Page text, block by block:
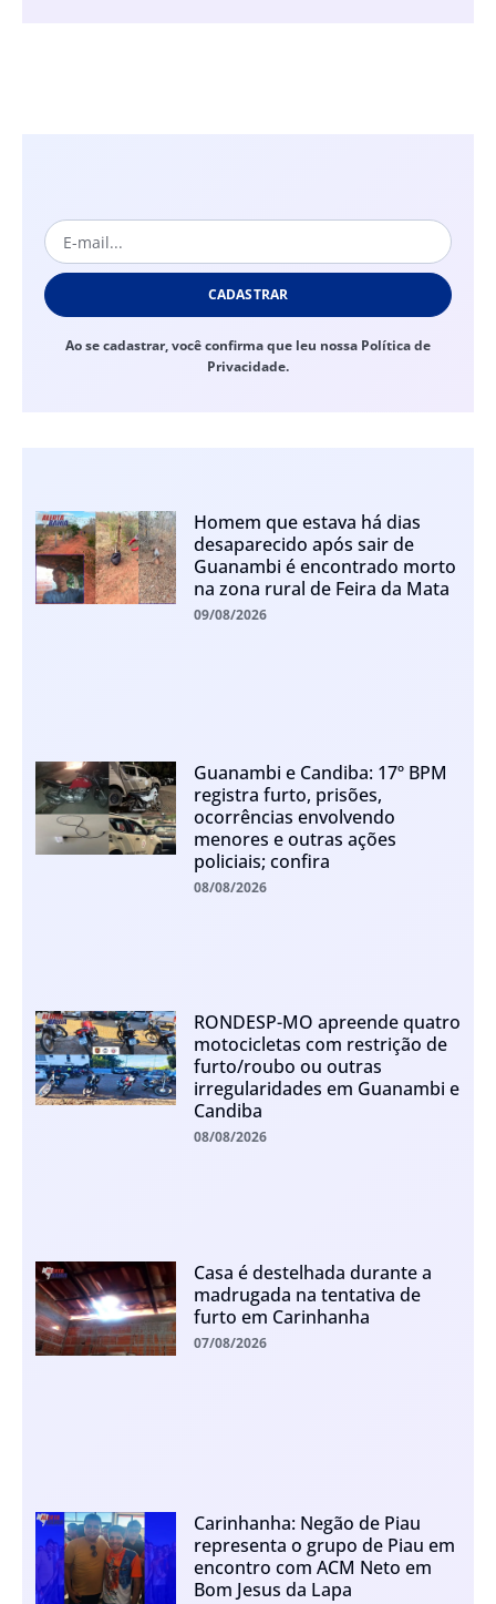
CADASTRAR
Ao se cadastrar, você confirma que leu nossa Política de
Privacidade.
Homem que estava há dias
desaparecido após sair de
Guanambi é encontrado morto
na zona rural de Feira da Mata
09/08/2026
Guanambi e Candiba: 17º BPM
registra furto, prisões,
ocorrências envolvendo
menores e outras ações
policiais; confira
08/08/2026
RONDESP-MO apreende quatro
motocicletas com restrição de
furto/roubo ou outras
irregularidades em Guanambi e
Candiba
08/08/2026
Casa é destelhada durante a
madrugada na tentativa de
furto em Carinhanha
07/08/2026
Carinhanha: Negão de Piau
representa o grupo de Piau em
encontro com ACM Neto em
Bom Jesus da Lapa